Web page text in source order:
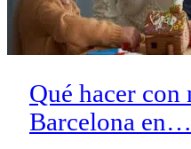
Qué hacer con
Barcelona en…